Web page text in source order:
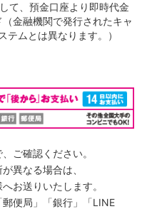
て、預金口座より即時代金
金融機関で発行されたキャ
ムとは異なります。）
ご確認ください。
異なる場合は、
お送りいたします。
便局」「銀行」「LINE